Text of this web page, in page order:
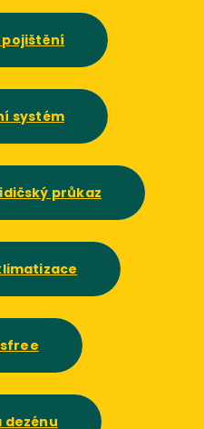
pojištění
systém
průkaz
dezénu